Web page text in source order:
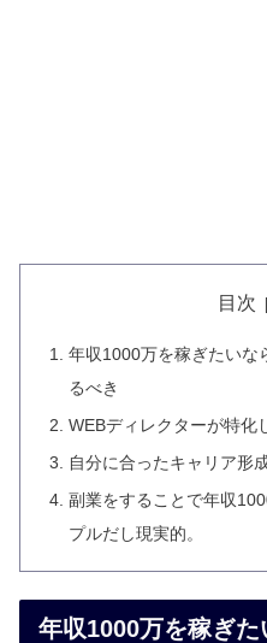
目次
年収1000万を稼ぎたいな
るべき
WEBディレクターが特化
自分に合ったキャリア形
副業をすることで年収
プルだし現実的。
年収1000万を稼ぎ